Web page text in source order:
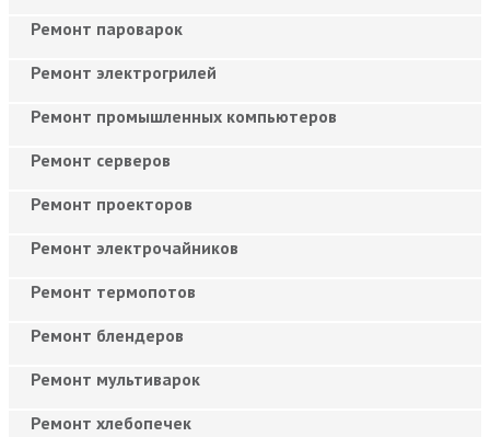
Ремонт пароварок
Ремонт электрогрилей
Ремонт промышленных компьютеров
Ремонт серверов
Ремонт проекторов
Ремонт электрочайников
Ремонт термопотов
Ремонт блендеров
Ремонт мультиварок
Ремонт хлебопечек